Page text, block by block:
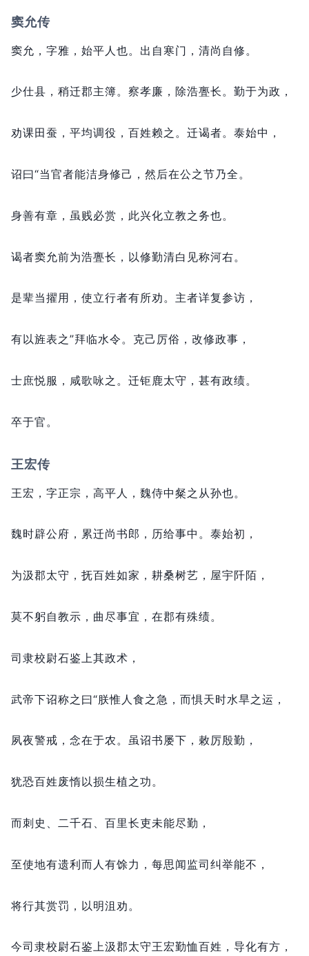
窦允传
窦允， 字雅， 始平人也。 出自寒门， 清尚自修。
少仕县， 稍迁郡主簿。 察孝廉， 除浩亹长。 勤于为政，
劝课田蚕， 平均调役， 百姓赖之。 迁谒者。 泰始中，
诏曰“当官者能洁身修己， 然后在公之节乃全。
身善有章， 虽贱必赏， 此兴化立教之务也。
谒者窦允前为浩亹长， 以修勤清白见称河右。
是辈当擢用， 使立行者有所劝。 主者详复参访，
有以旌表之”拜临水令。 克己厉俗， 改修政事，
士庶悦服， 咸歌咏之。 迁钜鹿太守， 甚有政绩。
卒于官。
王宏传
王宏， 字正宗， 高平人， 魏侍中粲之从孙也。
魏时辟公府， 累迁尚书郎， 历给事中。 泰始初，
为汲郡太守， 抚百姓如家， 耕桑树艺， 屋宇阡陌，
莫不躬自教示， 曲尽事宜， 在郡有殊绩。
司隶校尉石鉴上其政术，
武帝下诏称之曰“朕惟人食之急， 而惧天时水旱之运，
夙夜警戒， 念在于农。 虽诏书屡下， 敕厉殷勤，
犹恐百姓废惰以损生植之功。
而刺史、二千石、百里长吏未能尽勤，
至使地有遗利而人有馀力， 每思闻监司纠举能不，
将行其赏罚， 以明沮劝。
今司隶校尉石鉴上汲郡太守王宏勤恤百姓， 导化有方，